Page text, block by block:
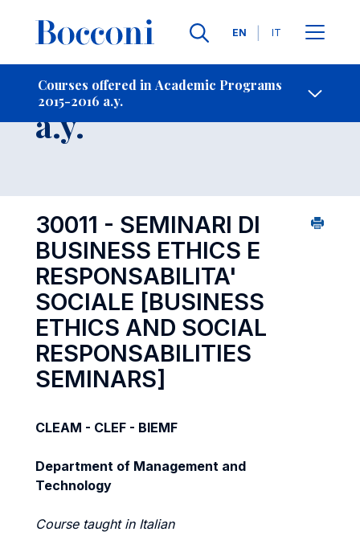
Languages
EN IT
Courses offered in Academic Programs
2015-2016 a.y.
- Contact Us
Course 2015-2016
a.y.
30011 - SEMINARI DI
BUSINESS ETHICS E
RESPONSABILITA'
SOCIALE [BUSINESS
ETHICS AND SOCIAL
RESPONSABILITIES
SEMINARS]
CLEAM - CLEF - BIEMF
Department of Management and
Technology
Course taught in Italian